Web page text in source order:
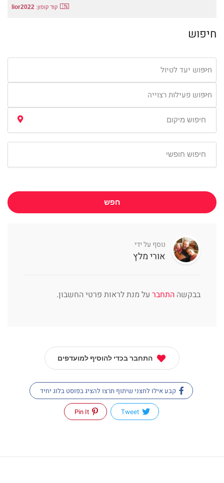
קוד קופון: lior2022
חיפוש
חיפוש יעד לטיול
חיפוש פעילות רצוייה
חפש
נוסף על ידי
אורי מלץ
בבקשה התחבר על מנת לראות פרטי החשבון.
התחבר בכדי להוסיף למועדפים
קבע אילו לחצני שיתוף תרצו להציג בפוסט בלוג יחיד
Tweet
Pin It